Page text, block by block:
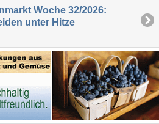
Woche 32/2026:
unter Hitze